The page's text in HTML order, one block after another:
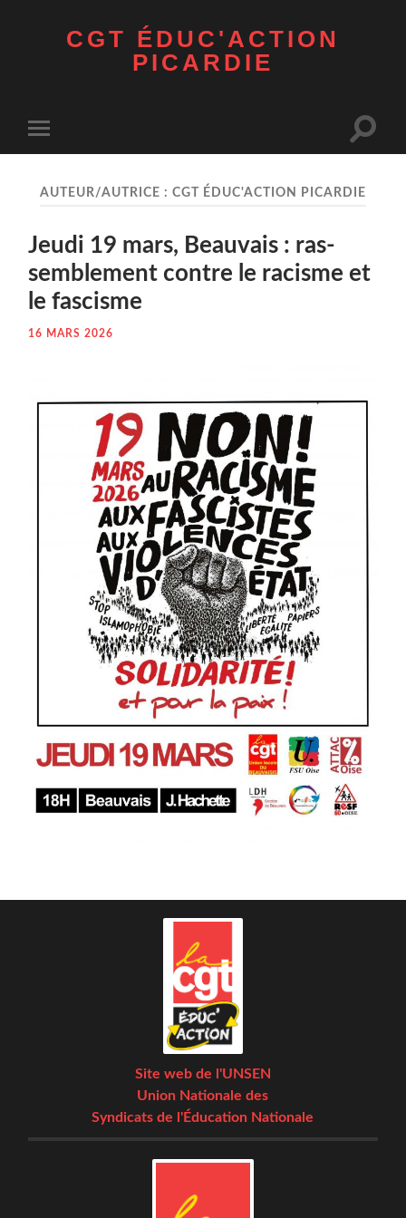
CGT ÉDUC'ACTION
PICARDIE
mobile
Toggle
AUTEUR/AUTRICE : CGT ÉDUC'ACTION PICARDIE
Jeu­di 19 mars, Beau­vais : ras­
sem­ble­ment contre le racisme et
le fascisme
16 MARS 2026
Site web de l'UNSEN
Union Nationale des
Syndicats de l'Éducation Nationale